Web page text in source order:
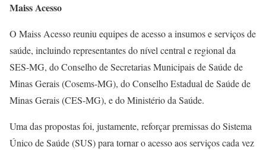
Maiss Acesso
O Maiss Acesso reuniu equipes de acesso a insumos e serviços de
saúde, incluindo representantes do nível central e regional da
SES-MG, do Conselho de Secretarias Municipais de Saúde de
Minas Gerais (Cosems-MG), do Conselho Estadual de Saúde de
Minas Gerais (CES-MG), e do Ministério da Saúde.
Uma das propostas foi, justamente, reforçar premissas do Sistema
Único de Saúde (SUS) para tornar o acesso aos serviços cada vez